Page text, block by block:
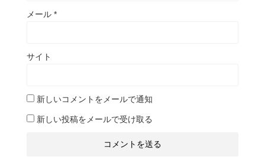
メール *
サイト
新しいコメントをメールで通知
新しい投稿をメールで受け取る